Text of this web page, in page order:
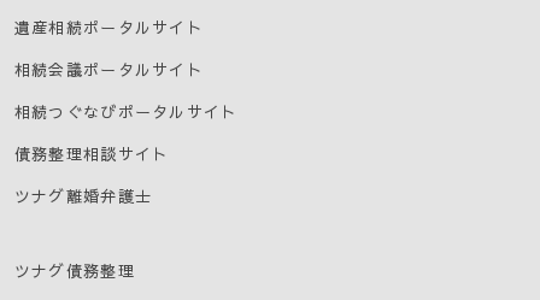
遺産相続ポータルサイト
相続会議ポータルサイト
相続つぐなびポータルサイト
債務整理相談サイト
ツナグ離婚弁護士
ツナグ債務整理